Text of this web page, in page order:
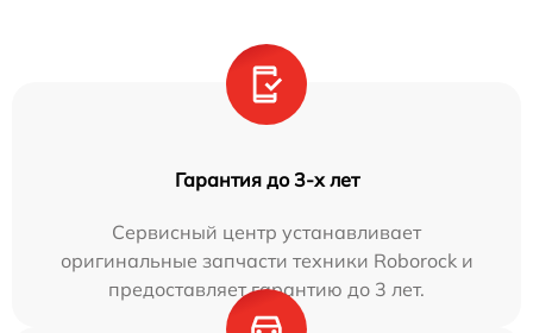
Гарантия до 3-х лет
Сервисный центр устанавливает
оригинальные запчасти техники Roborock и
предоставляет гарантию до 3 лет.